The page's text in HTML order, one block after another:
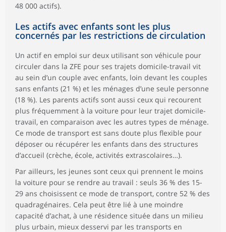
48 000 actifs).
Les actifs avec enfants sont les plus
concernés par les restrictions de circulation
Un actif en emploi sur deux utilisant son véhicule pour
circuler dans la ZFE pour ses trajets domicile-travail vit
au sein d’un couple avec enfants, loin devant les couples
sans enfants (21 %) et les ménages d’une seule personne
(18 %). Les parents actifs sont aussi ceux qui recourent
plus fréquemment à la voiture pour leur trajet domicile-
travail, en comparaison avec les autres types de ménage.
Ce mode de transport est sans doute plus flexible pour
déposer ou récupérer les enfants dans des structures
d’accueil (crèche, école, activités extrascolaires…).
Par ailleurs, les jeunes sont ceux qui prennent le moins
la voiture pour se rendre au travail : seuls 36 % des 15-
29 ans choisissent ce mode de transport, contre 52 % des
quadragénaires. Cela peut être lié à une moindre
capacité d’achat, à une résidence située dans un milieu
plus urbain, mieux desservi par les transports en